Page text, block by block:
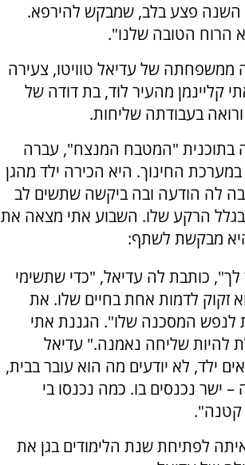
השנה פצע בלב, שמבקש להירפא.
הרוח הטובה שלנו".
ממשפחתה של עדיאל טוויטו, צעירה
קליינמן מהעיר לוד, בת דודה של
בעבודתה שליחות.
בתוכנית "המטבח המנצח", עברה
במערכת החינוך. היא הכירה ילד מהגן
לה הודעה ובה ביקשה שתשים לב
בגלל הרקע שלו. השבוע אתי מצאה את
מבקשת לשתף:
כותבת לה עדיאל, "כדי שתשימי
זקוק לדמות אחת בחיים שלו. את
לנפש המסכנה שלו". הגננת אתי
להיות שליחה נאמנה." עדיאל
ילד, לא יודעים מה הוא עובר בבית,
ישר נכנסים בו. כמה נכנסו בי
קטנה".
לפתיחת שנת הלימודים בגן את